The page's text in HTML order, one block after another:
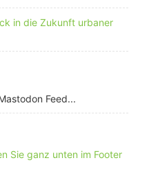
in die Zukunft urbaner
Feed...
Sie ganz unten im Footer